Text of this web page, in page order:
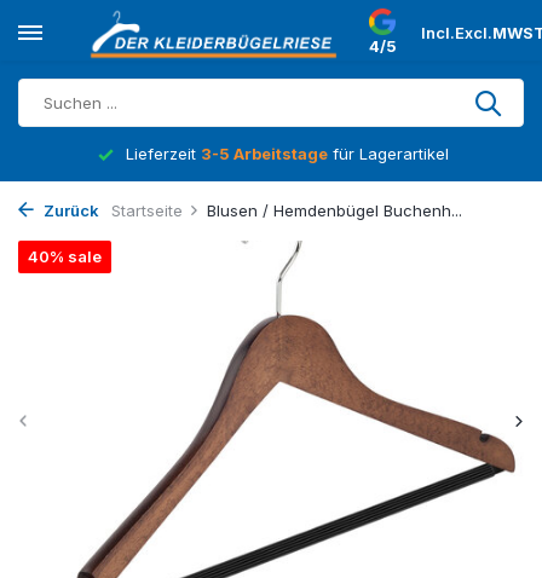
4/5
Incl.Excl.
Lieferzeit 3-5 Arbeitstage für Lagerartikel
Zurück Startseite Blusen / Hemdenbügel Buchenh...
40% sale